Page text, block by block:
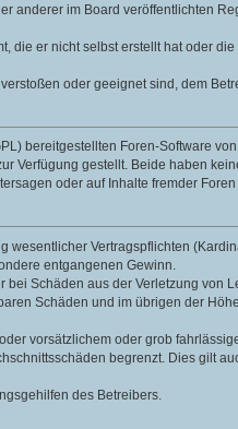
anderer im Board veröffentlichten
er nicht selbst erstellt hat oder
oder geeignet sind, dem
bereitgestellten Foren-Software
gestellt. Beide haben
oder auf Inhalte fremder
Vertragspflichten
entgangenen Gewinn.
Schäden aus der Verletzung von
Schäden und im übrigen der
vorsätzlichem oder grob
begrenzt. Dies gilt
des Betreibers.